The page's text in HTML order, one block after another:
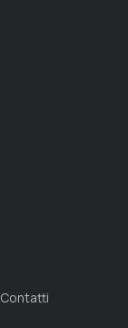
Contatti